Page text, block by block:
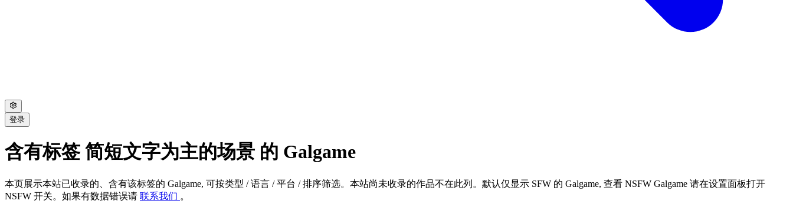
登录
含有标签 简短文字为主的场景 的 Galgame
本页展示本站已收录的、含有该标签的 Galgame, 可按类型 / 语言 / 平台 / 排序筛选。本站尚未收录的作品不在此列。默认仅显示 SFW 的 Galgame, 查看 NSFW Galgame 请在设置面板打开
NSFW 开关。如果有数据错误请 联系我们 。